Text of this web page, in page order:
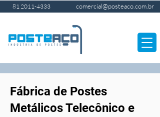
81 2011-4333 comercial@posteaco.com.br
Fábrica de Postes
Metálicos Telecônico e